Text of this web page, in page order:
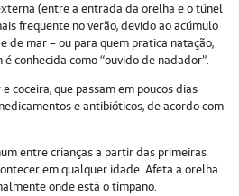
(entre a entrada da orelha e o túnel
frequente no verão, devido ao acúmulo
de mar – ou para quem pratica natação,
conhecida como “ouvido de nadador”.
coceira, que passam em poucos dias
e antibióticos, de acordo com
entre crianças a partir das primeiras
em qualquer idade. Afeta a orelha
onde está o tímpano.